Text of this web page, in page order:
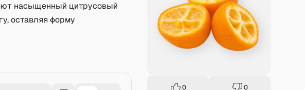
насыщенный цитрусовый
оставляя форму
0 0